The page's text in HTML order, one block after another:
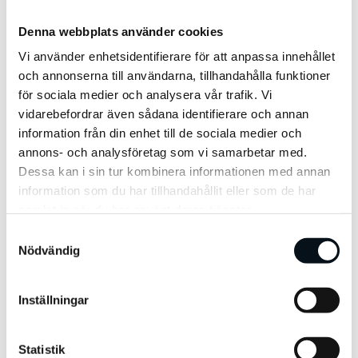
Denna webbplats använder cookies
Vi använder enhetsidentifierare för att anpassa innehållet
och annonserna till användarna, tillhandahålla funktioner
för sociala medier och analysera vår trafik. Vi
vidarebefordrar även sådana identifierare och annan
information från din enhet till de sociala medier och
annons- och analysföretag som vi samarbetar med.
Dessa kan i sin tur kombinera informationen med annan
information som du har tillhandahållit eller som de har
Nödvändig
Inställningar
Statistik
det en spännande tid vi går till mötes. Jag
tänker med stora penseldrag kort ge mina
prediktioner av några områden som jag
tror kommer prägla decenniet mest, och
vi börjar med den största hajpen AI.
AI
Jag tror inte vi riktigt förstår vidden av AI